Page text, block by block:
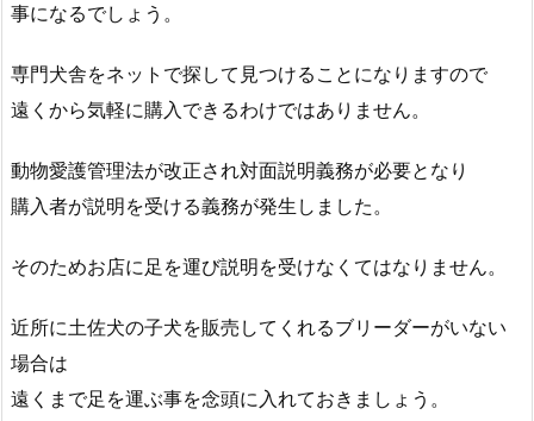
事になるでしょう。
専門犬舎をネットで探して見つけることになりますので
遠くから気軽に購入できるわけではありません。
動物愛護管理法が改正され対面説明義務が必要となり
購入者が説明を受ける義務が発生しました。
そのためお店に足を運び説明を受けなくてはなりません。
近所に土佐犬の子犬を販売してくれるブリーダーがいない
場合は
遠くまで足を運ぶ事を念頭に入れておきましょう。